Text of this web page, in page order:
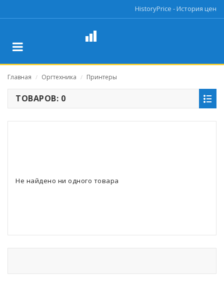
HistoryPrice - История цен
Главная / Оргтехника / Принтеры
ТОВАРОВ: 0
Не найдено ни одного товара